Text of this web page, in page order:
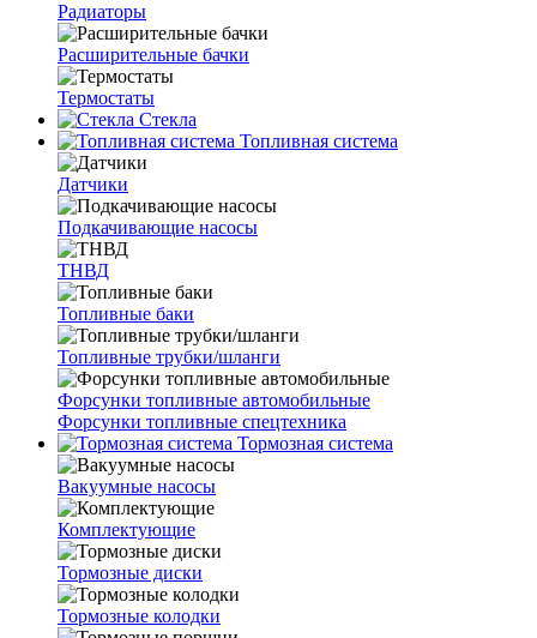
Радиаторы
Расширительные бачки
Термостаты
Стекла
Топливная система
Датчики
Подкачивающие насосы
ТНВД
Топливные баки
Топливные трубки/шланги
Форсунки топливные автомобильные
Форсунки топливные спецтехника
Тормозная система
Вакуумные насосы
Комплектующие
Тормозные диски
Тормозные колодки